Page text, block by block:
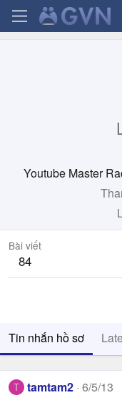
Youtube Master
Bài viết
84
Tin nhắn hồ sơ
T tamtam2 6/5/13